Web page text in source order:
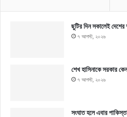
ছুটির দিন সকালেই
৭ আগস্ট, ২০২৬
শেখ হাসিনাকে সরকার
৭ আগস্ট, ২০২৬
সংঘাত হলে এবার